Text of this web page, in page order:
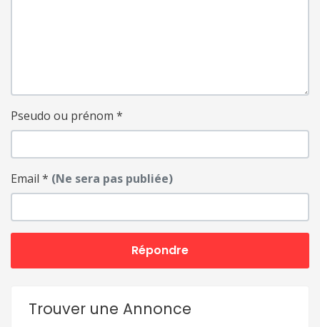
Pseudo ou prénom *
Email * (Ne sera pas publiée)
Répondre
Trouver une Annonce